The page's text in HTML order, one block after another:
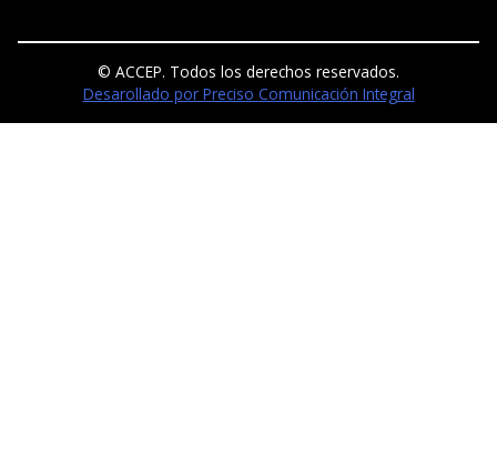
© ACCEP. Todos los derechos reservados.
Desarollado por Preciso Comunicación Integral